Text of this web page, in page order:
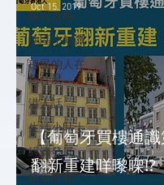
移民攻略
地區小知識
移民的人在
想什麼
港人話
生活小貼士
經濟發展
旅遊飲食
【葡萄牙買樓通識
翻新重建咩嚟㗎⁉️
Oct 15, 2019